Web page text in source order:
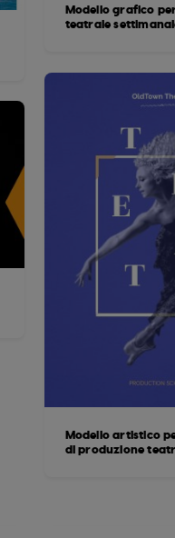
Modello grafico
teatrale
Modello artistico
di produzione